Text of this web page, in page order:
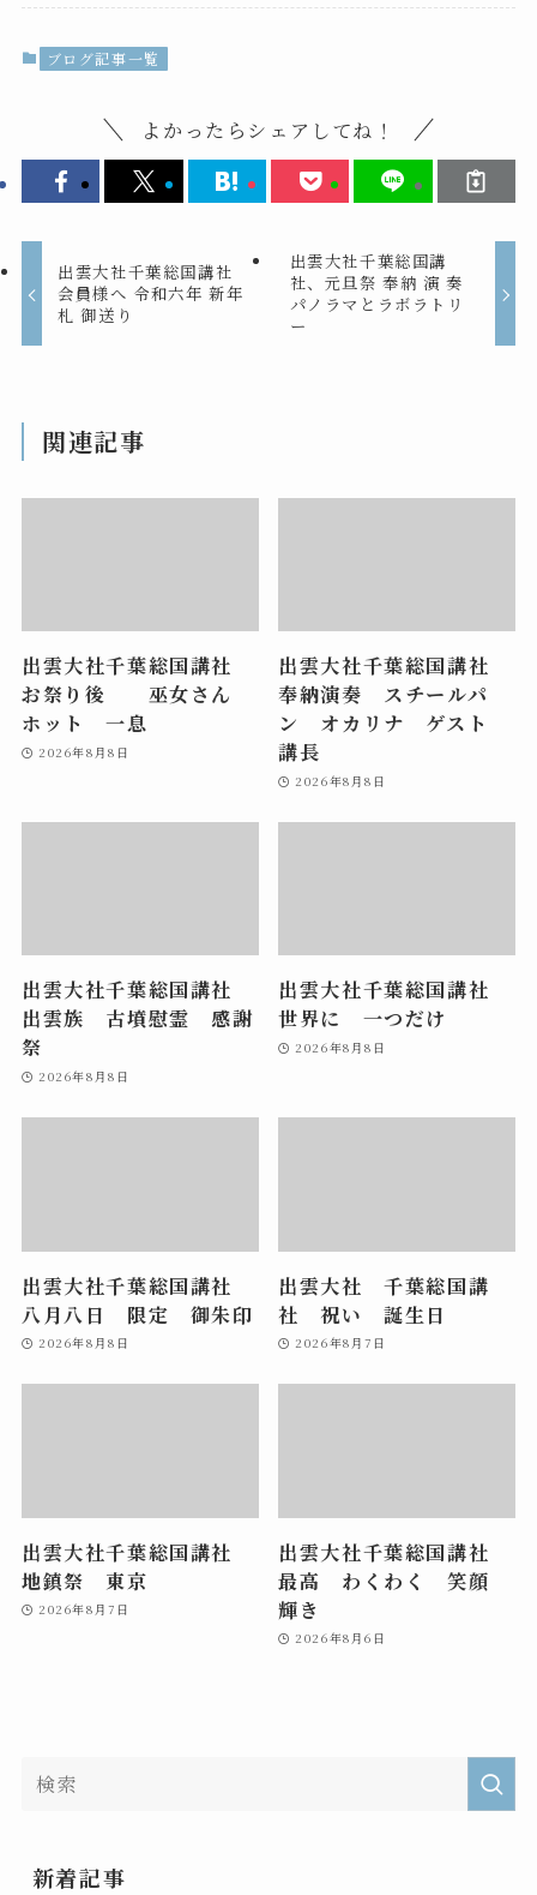
ブログ記事一覧
よかったらシェアしてね！
出雲大社千葉総国講社
会員様へ 令和六年 新年
札 御送り
出雲大社千葉総国講
社、元旦祭 奉納 演 奏
パノラマとラボラトリ
ー
関連記事
出雲大社千葉総国講社
お祭り後 巫女さん
ホット 一息
2026年8月8日
出雲大社千葉総国講社
奉納演奏 スチールパ
ン オカリナ ゲスト
講長
2026年8月8日
出雲大社千葉総国講社
出雲族 古墳慰霊 感謝
祭
2026年8月8日
出雲大社千葉総国講社
世界に 一つだけ
2026年8月8日
出雲大社千葉総国講社
八月八日 限定 御朱印
2026年8月8日
出雲大社 千葉総国講
社 祝い 誕生日
2026年8月7日
出雲大社千葉総国講社
地鎮祭 東京
2026年8月7日
出雲大社千葉総国講社
最高 わくわく 笑顔
輝き
2026年8月6日
新着記事